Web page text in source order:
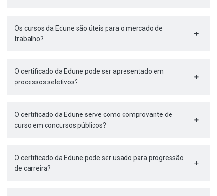
Os cursos da Edune são úteis para o mercado de
trabalho?
O certificado da Edune pode ser apresentado em
processos seletivos?
O certificado da Edune serve como comprovante de
curso em concursos públicos?
O certificado da Edune pode ser usado para progressão
de carreira?